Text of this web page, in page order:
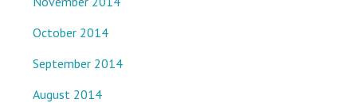
October 2014
September 2014
August 2014